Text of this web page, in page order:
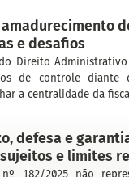
e desafios
Direito
de controle diante
a centralidade da
defesa e
sujeitos e limites
182/2025 não